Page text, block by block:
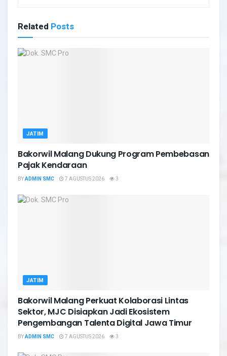
Related Posts
JATIM
Bakorwil Malang Dukung Program Pembebasan
Pajak Kendaraan
BYADMIN SMC 7 AGUSTUS 2026 3
JATIM
Bakorwil Malang Perkuat Kolaborasi Lintas
Sektor, MJC Disiapkan Jadi Ekosistem
Pengembangan Talenta Digital Jawa Timur
BYADMIN SMC 7 AGUSTUS 2026 3